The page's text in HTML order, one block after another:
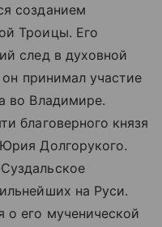
созданием
Троицы. Его
след в духовной
принимал участие
во Владимире.
благоверного князя
Долгорукого.
на Руси.
о его мученической